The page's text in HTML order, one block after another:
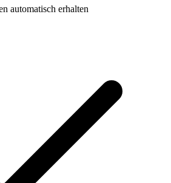
automatisch erhalten